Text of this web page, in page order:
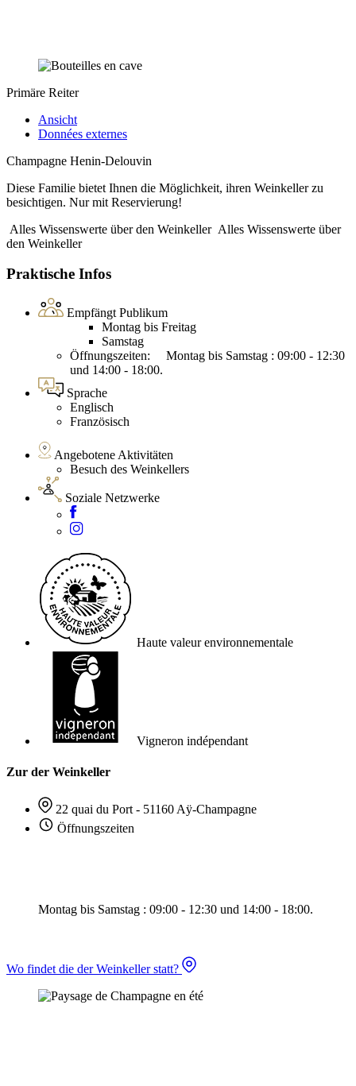
Primäre Reiter
Ansicht
Données externes
Champagne Henin-Delouvin
Diese Familie bietet Ihnen die Möglichkeit, ihren Weinkeller zu
besichtigen. Nur mit Reservierung!
Alles Wissenswerte über den Weinkeller Alles Wissenswerte über
den Weinkeller
Praktische Infos
Empfängt Publikum
Montag bis Freitag
Samstag
Öffnungszeiten: Montag bis Samstag : 09:00 - 12:30
und 14:00 - 18:00.
Sprache
Englisch
Französisch
Angebotene Aktivitäten
Besuch des Weinkellers
Soziale Netzwerke
Haute valeur environnementale
Vigneron indépendant
Zur der Weinkeller
22 quai du Port - 51160 Aÿ-Champagne
Öffnungszeiten
Montag bis Samstag : 09:00 - 12:30 und 14:00 - 18:00.
Wo findet die der Weinkeller statt?